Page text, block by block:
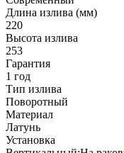
Длина излива (мм)
220
Высота излива
253
Гарантия
1 год
Тип излива
Поворотный
Материал
Латунь
Установка